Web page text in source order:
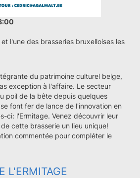
l'une des brasseries bruxelloises les
du patrimoine culturel belge,
exception à l'affaire. Le secteur
poil de la bête depuis quelques
font fer de lance de l'innovation en
ci: l'Ermitage. Venez découvrir leur
cette brasserie un lieu unique!
commentée pour compléter le
L'ERMITAGE